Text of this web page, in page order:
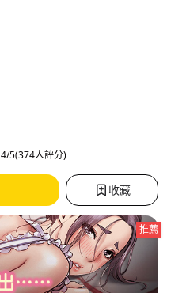
4/5(374人評分)
收藏
推薦